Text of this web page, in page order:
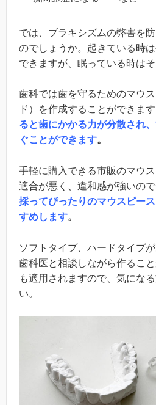
では、ブラキシズムの弊害を
のでしょうか。起きている時
できますが、眠っている時は
歯科では歯を守るためのマウ
ド）を作成することができます
ると歯にかかる力が分散され
ぐことができます。
手軽に購入できる市販のマウ
適合が悪く、違和感が強いので
採ってぴったりのマウスピー
すめします。
ソフトタイプ、ハードタイプ
歯科医と相談しながら作るこ
も適用されますので、気にな
い。